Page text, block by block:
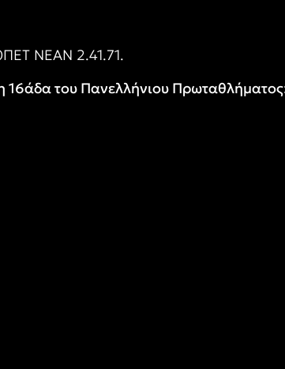
ΝΕΑΝ 2.41.71.
16άδα του Πανελλήνιου